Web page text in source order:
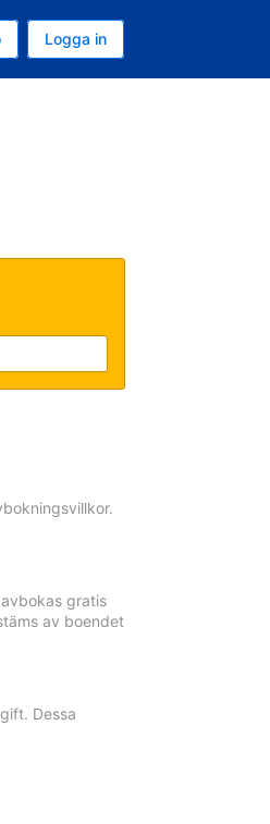
Logga in
gratis
av boendet
Dessa